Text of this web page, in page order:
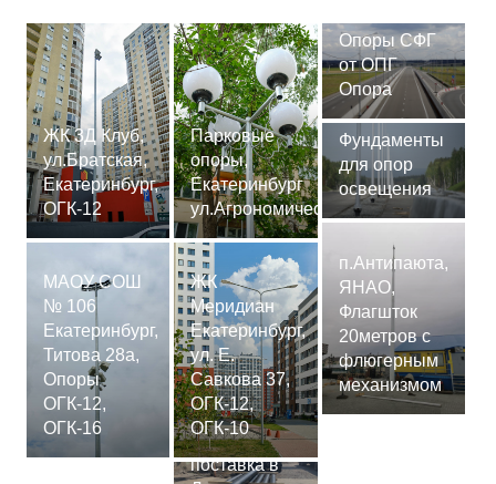
ЖК 3Д Клуб,
ул.Братская,
Екатеринбург,
ОГК-12
МАОУ СОШ
№ 106
Екатеринбург,
Титова 28а,
Опоры
ОГК-12,
ОГК-16
Парковые
опоры,
Екатеринбург
ул.Агрономическая
ЖК
Меридиан
Екатеринбург,
ул. Е.
Савкова 37,
ОГК-12,
ОГК-10
Сваи
СМ-7,75м,
поставка в
Опоры СФГ
от ОПГ
Опора
Фундаменты
для опор
освещения
п.Антипаюта,
ЯНАО,
Флагшток
20метров с
флюгерным
механизмом